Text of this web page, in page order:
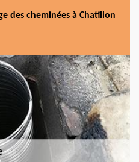
des cheminées à Chatillon